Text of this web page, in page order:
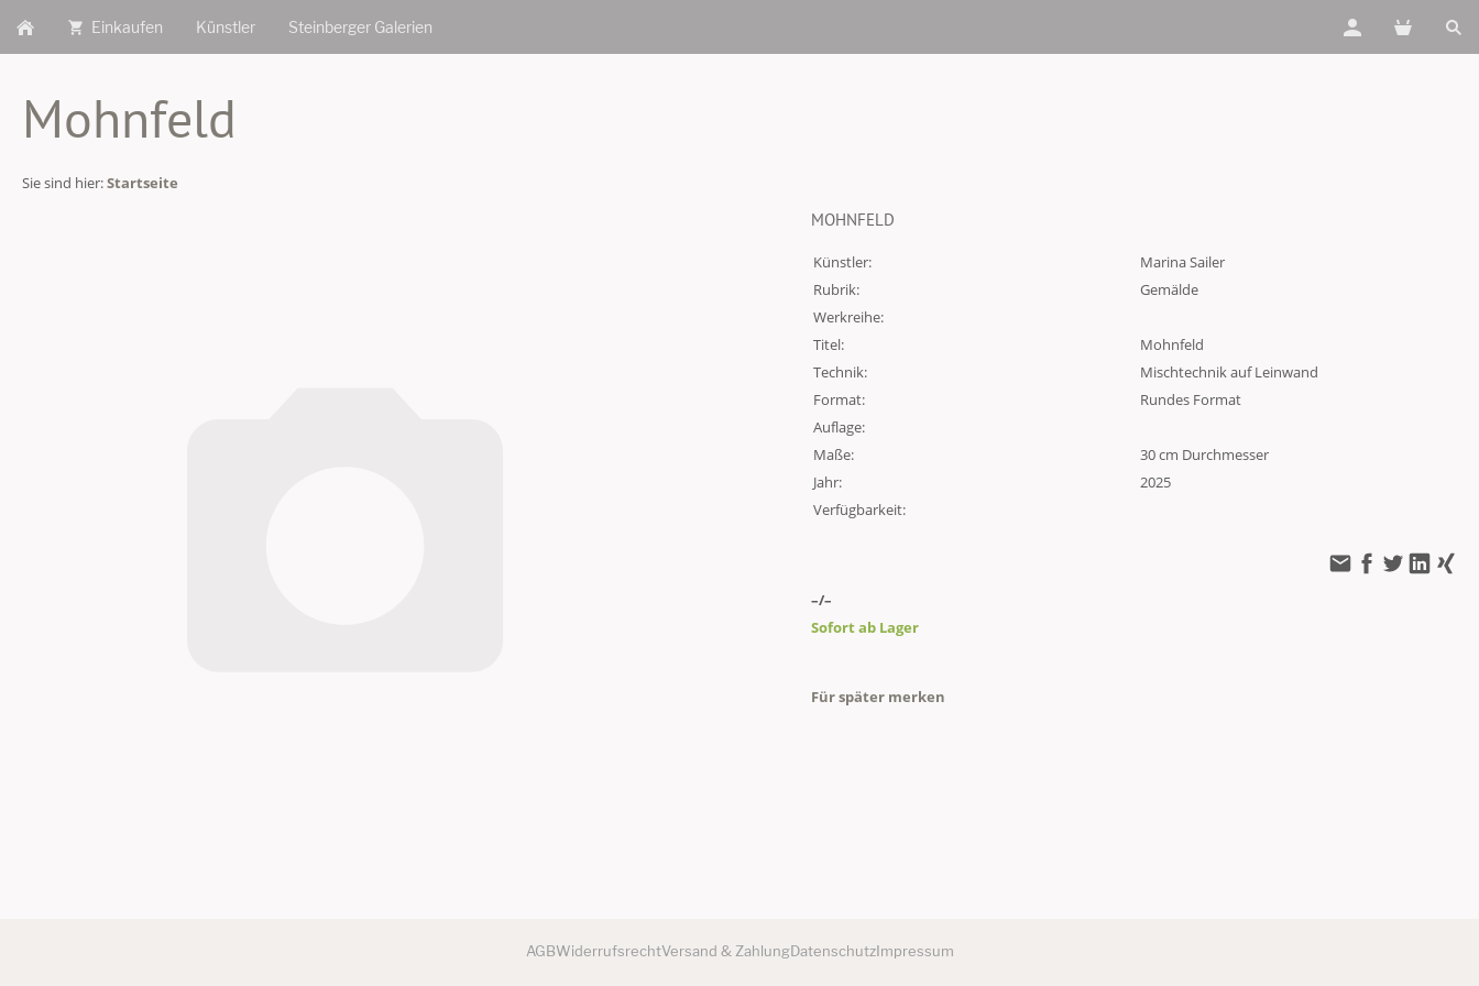
Einkaufen Künstler Steinberger Galerien
Mohnfeld
Sie sind hier:Startseite
MOHNFELD
Künstler:
Marina Sailer
Rubrik:
Gemälde
Werkreihe:
Titel:
Mohnfeld
Technik:
Mischtechnik auf Leinwand
Format:
Rundes Format
Auflage:
Maße:
30 cm Durchmesser
Jahr:
2025
Verfügbarkeit:
–/–
Sofort ab Lager
Für später merken
AGBWiderrufsrechtVersand & ZahlungDatenschutzImpressum